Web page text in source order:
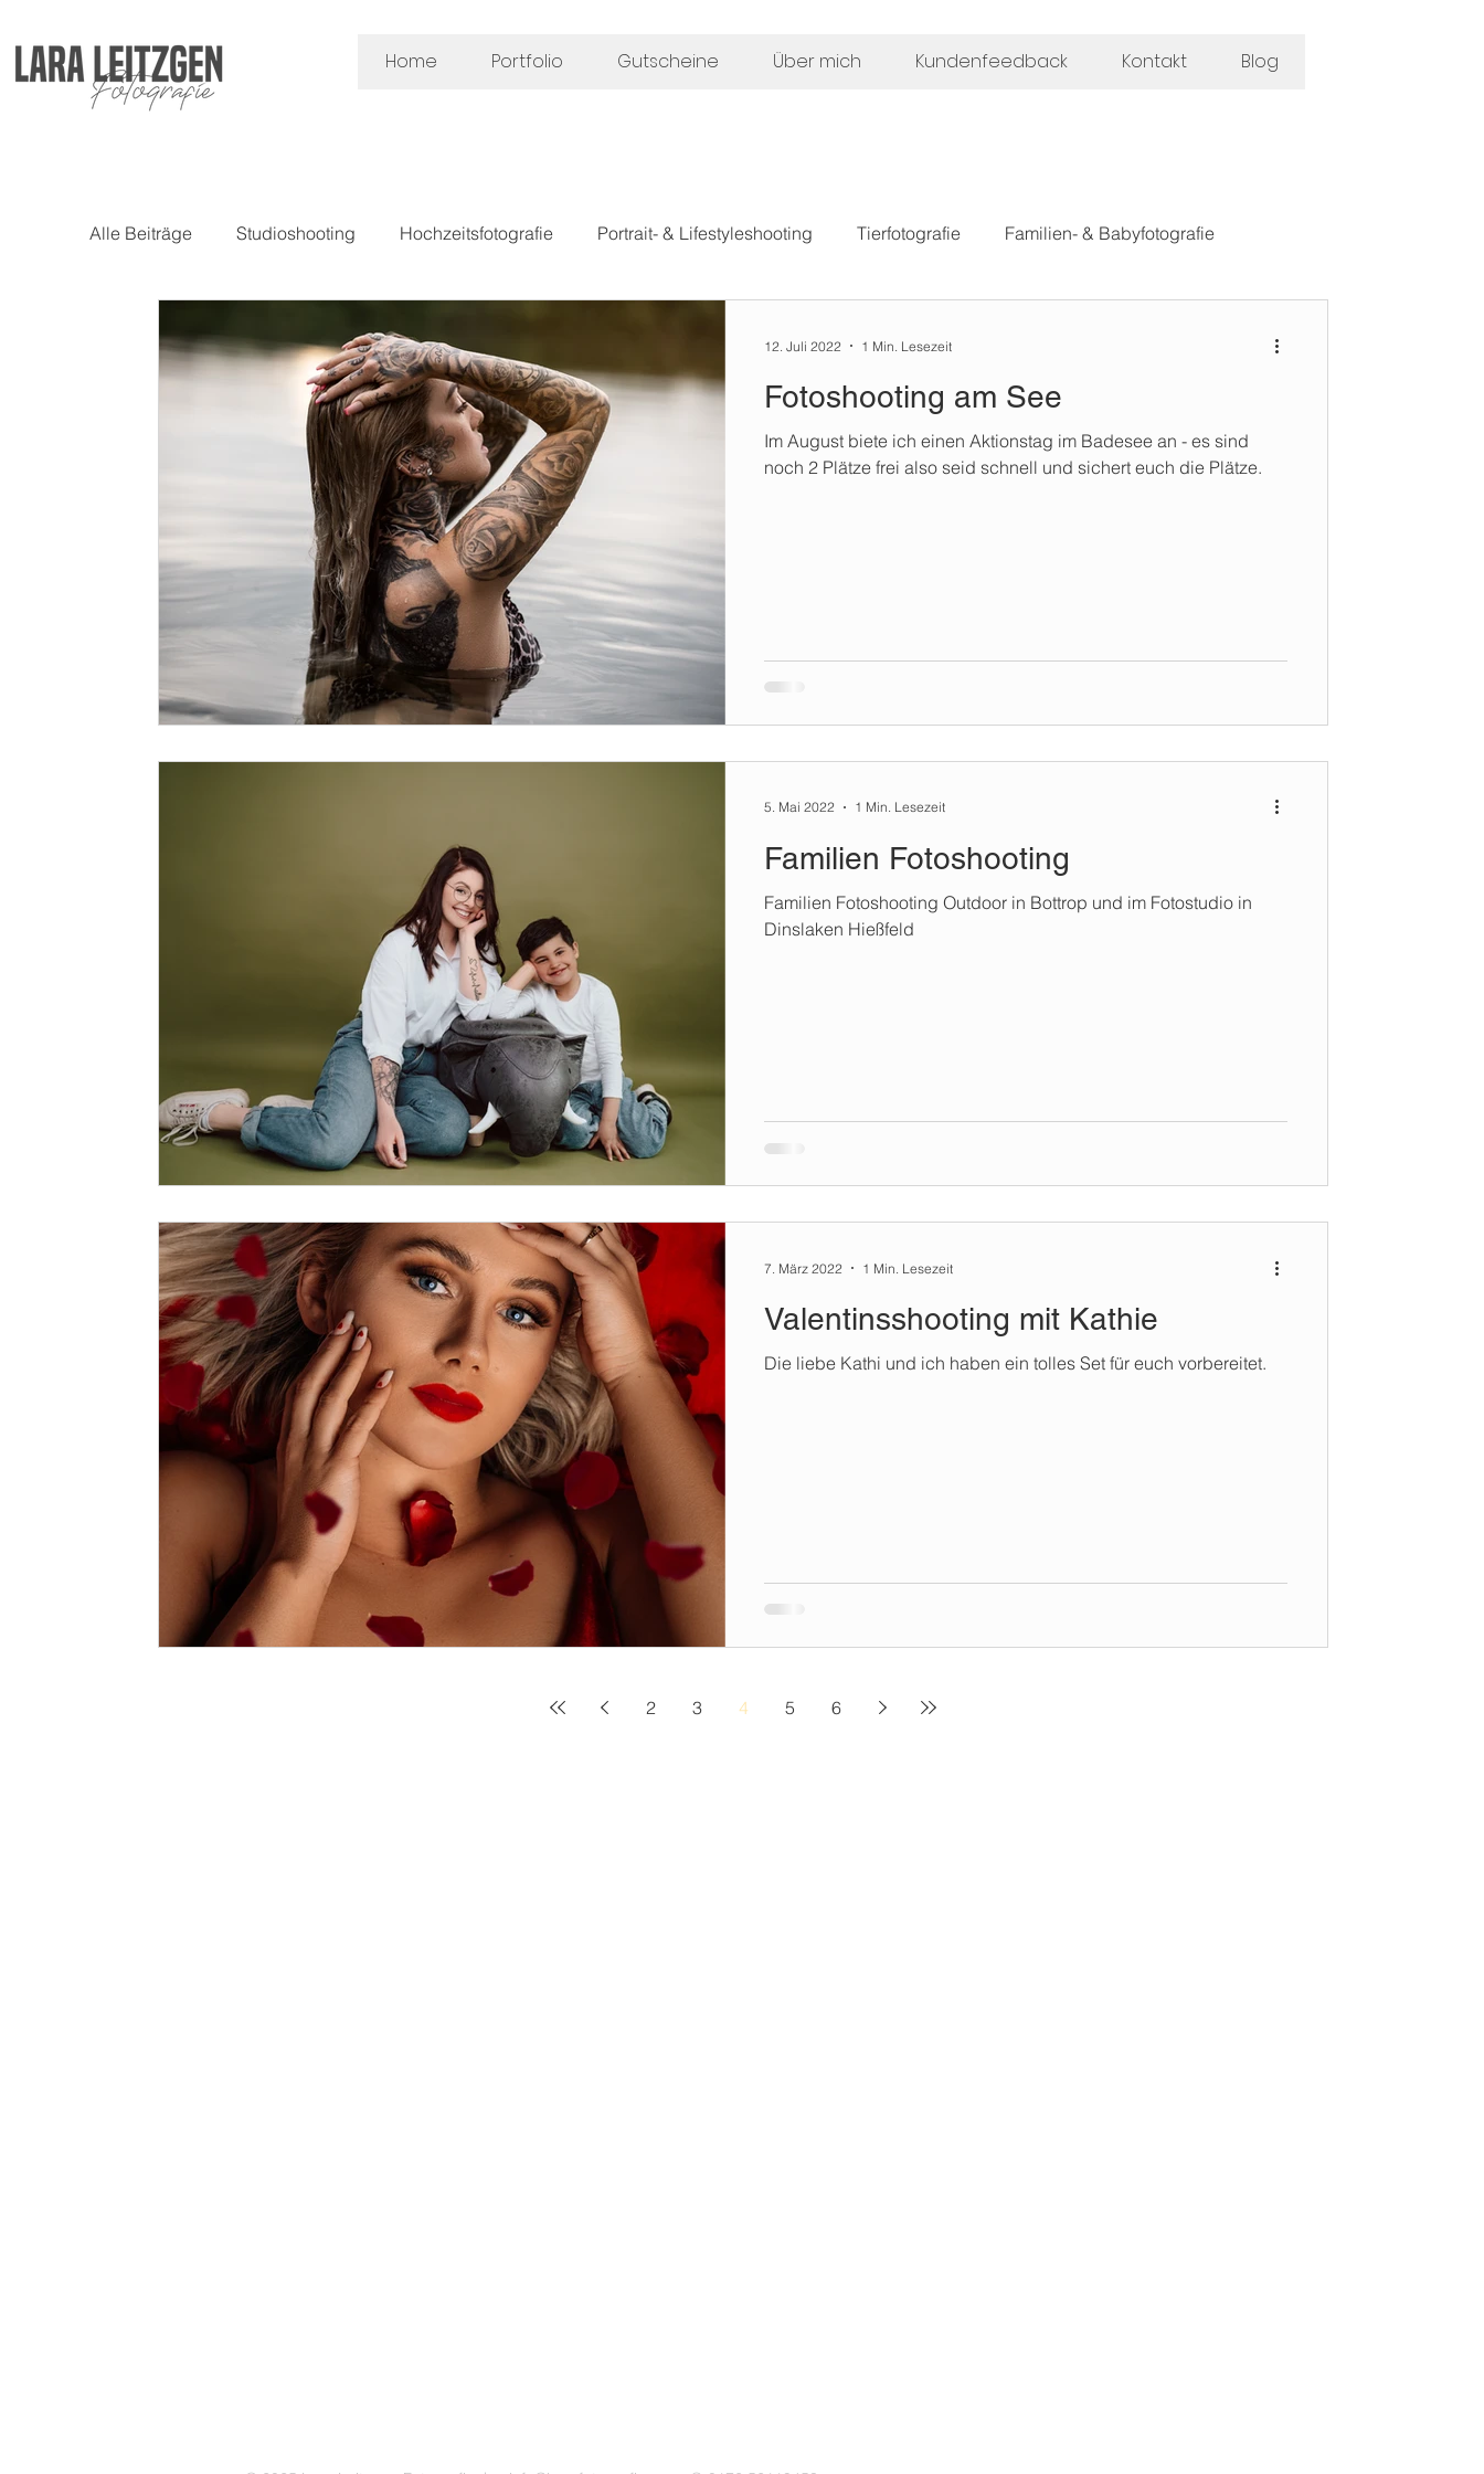
Home Portfolio Gutscheine Über mich Kundenfeedback Kontakt Blog
Alle Beiträge Studioshooting Hochzeitsfotografie Portrait- & Lifestyleshooting Tierfotografie Familien- & Babyfotografie
Fotoshooting am See
Im August biete ich einen Aktionstag im Badesee an - es sind
noch 2 Plätze frei also seid schnell und sichert euch die Plätze.
12. Juli 2022 1 Min. Lesezeit
Familien Fotoshooting
Familien Fotoshooting Outdoor in Bottrop und im Fotostudio in
Dinslaken Hießfeld
5. Mai 2022 1 Min. Lesezeit
Valentinsshooting mit Kathie
Die liebe Kathi und ich haben ein tolles Set für euch vorbereitet.
7. März 2022 1 Min. Lesezeit
2 3 4 5 6